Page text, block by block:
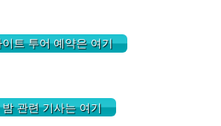
트 투어 예약은 여기
관련 기사는 여기